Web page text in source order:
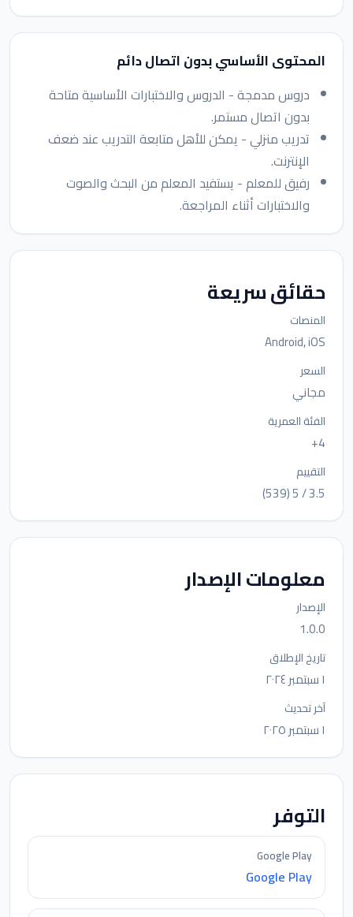
المحتوى الأساسي بدون اتصال دائم
دروس مدمجة - الدروس والاختبارات الأساسية متاحة
بدون اتصال مستمر.
تدريب منزلي - يمكن للأهل متابعة التدريب عند ضعف
الإنترنت.
رفيق للمعلم - يستفيد المعلم من البحث والصوت
والاختبارات أثناء المراجعة.
حقائق سريعة
المنصات
Android, iOS
السعر
مجاني
الفئة العمرية
4+
التقييم
3.5 / 5 (539)
معلومات الإصدار
الإصدار
1.0.0
تاريخ الإطلاق
١ سبتمبر ٢٠٢٤
آخر تحديث
١ سبتمبر ٢٠٢٥
التوفر
Google Play
Google Play